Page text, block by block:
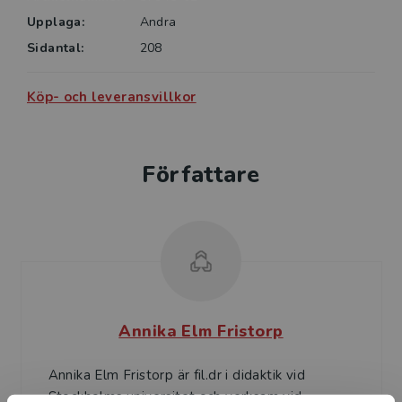
Upplaga:
Andra
Sidantal:
208
Köp- och leveransvillkor
Författare
Annika Elm Fristorp
Annika Elm Fristorp är fil.dr i didaktik vid
Stockholms universitet och verksam vid